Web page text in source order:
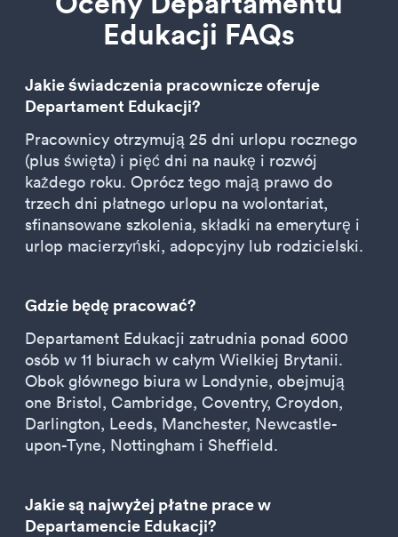
Edukacji FAQs
Jakie świadczenia pracownicze oferuje
Departament Edukacji?
Pracownicy otrzymują 25 dni urlopu rocznego
(plus święta) i pięć dni na naukę i rozwój
każdego roku. Oprócz tego mają prawo do
trzech dni płatnego urlopu na wolontariat,
sfinansowane szkolenia, składki na emeryturę i
urlop macierzyński, adopcyjny lub rodzicielski.
Gdzie będę pracować?
Departament Edukacji zatrudnia ponad 6000
osób w 11 biurach w całym Wielkiej Brytanii.
Obok głównego biura w Londynie, obejmują
one Bristol, Cambridge, Coventry, Croydon,
Darlington, Leeds, Manchester, Newcastle-
upon-Tyne, Nottingham i Sheffield.
Jakie są najwyżej płatne prace w
Departamencie Edukacji?